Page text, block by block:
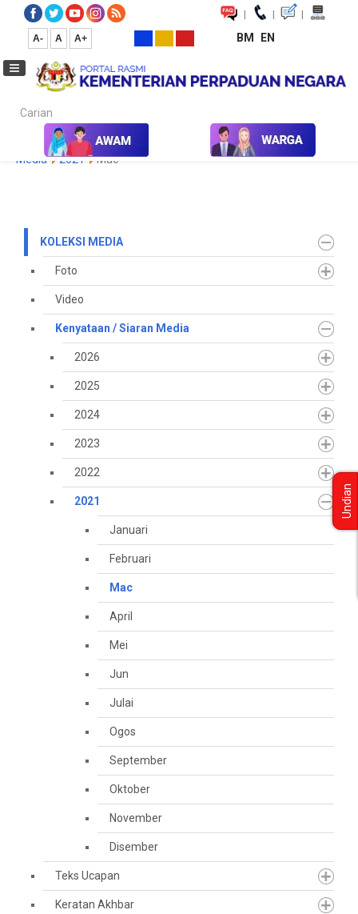
| | |
A- A A+ BM EN
Carian...
Laman Utama Media Koleksi Media
Kenyataan / Siaran
Media
2021 Mac
KOLEKSI MEDIA
Foto
Video
Kenyataan / Siaran Media
2026
2025
2024
2023
2022
2021
Januari
Februari
Mac
April
Mei
Jun
Julai
Ogos
September
Oktober
November
Disember
Teks Ucapan
Keratan Akhbar
Undian